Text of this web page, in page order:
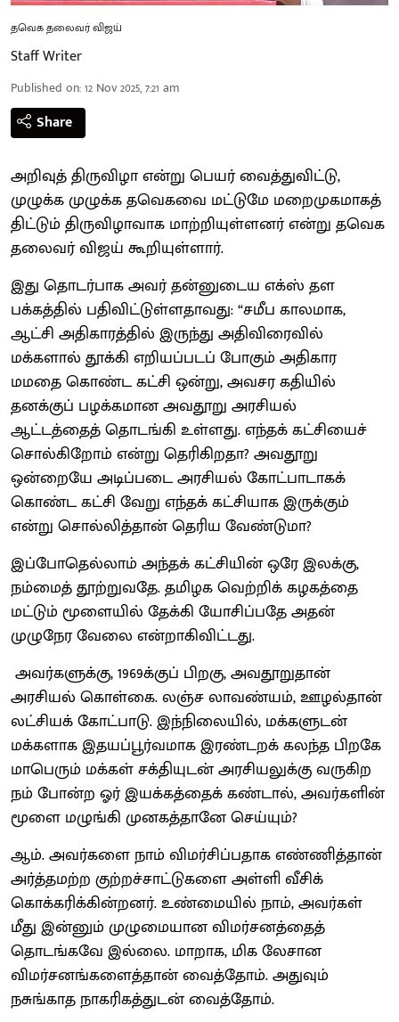
தவெக தலைவர் விஜய்
Staff Writer
Published on:12 Nov 2025, 7:21 am
Share
அறிவுத் திருவிழா என்று பெயர் வைத்துவிட்டு,
முழுக்க முழுக்க தவெகவை மட்டுமே மறைமுகமாகத்
திட்டும் திருவிழாவாக மாற்றியுள்ளனர் என்று தவெக
தலைவர் விஜய் கூறியுள்ளார்.
இது தொடர்பாக அவர் தன்னுடைய எக்ஸ் தள
பக்கத்தில் பதிவிட்டுள்ளதாவது: “சமீப காலமாக,
ஆட்சி அதிகாரத்தில் இருந்து அதிவிரைவில்
மக்களால் தூக்கி எறியப்படப் போகும் அதிகார
மமதை கொண்ட கட்சி ஒன்று, அவசர கதியில்
தனக்குப் பழக்கமான அவதூறு அரசியல்
ஆட்டத்தைத் தொடங்கி உள்ளது. எந்தக் கட்சியைச்
சொல்கிறோம் என்று தெரிகிறதா? அவதூறு
ஒன்றையே அடிப்படை அரசியல் கோட்பாடாகக்
கொண்ட கட்சி வேறு எந்தக் கட்சியாக இருக்கும்
என்று சொல்லித்தான் தெரிய வேண்டுமா?
இப்போதெல்லாம் அந்தக் கட்சியின் ஒரே இலக்கு,
நம்மைத் தூற்றுவதே. தமிழக வெற்றிக் கழகத்தை
மட்டும் மூளையில் தேக்கி யோசிப்பதே அதன்
முழுநேர வேலை என்றாகிவிட்டது.
அவர்களுக்கு, 1969க்குப் பிறகு, அவதூறுதான்
அரசியல் கொள்கை. லஞ்ச லாவண்யம், ஊழல்தான்
லட்சியக் கோட்பாடு. இந்நிலையில், மக்களுடன்
மக்களாக இதயப்பூர்வமாக இரண்டறக் கலந்த பிறகே
மாபெரும் மக்கள் சக்தியுடன் அரசியலுக்கு வருகிற
நம் போன்ற ஓர் இயக்கத்தைக் கண்டால், அவர்களின்
மூளை மழுங்கி முனகத்தானே செய்யும்?
ஆம். அவர்களை நாம் விமர்சிப்பதாக எண்ணித்தான்
அர்த்தமற்ற குற்றச்சாட்டுகளை அள்ளி வீசிக்
கொக்கரிக்கின்றனர். உண்மையில் நாம், அவர்கள்
மீது இன்னும் முழுமையான விமர்சனத்தைத்
தொடங்கவே இல்லை. மாறாக, மிக லேசான
விமர்சனங்களைத்தான் வைத்தோம். அதுவும்
நசுங்காத நாகரிகத்துடன் வைத்தோம்.